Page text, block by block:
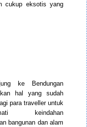
cukup eksotis yang
ke Bendungan
hal yang sudah
para traveller untuk
keindahan
bangunan dan alam